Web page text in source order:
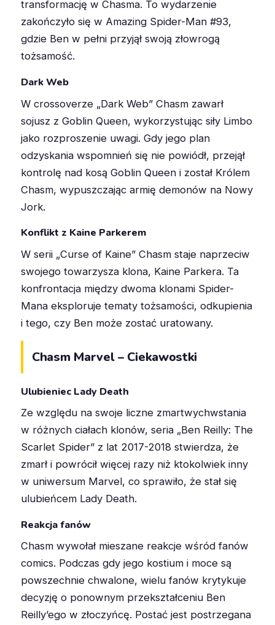
transformację w Chasma. To wydarzenie
zakończyło się w Amazing Spider-Man #93,
gdzie Ben w pełni przyjął swoją złowrogą
tożsamość.
Dark Web
W crossoverze „Dark Web” Chasm zawarł
sojusz z Goblin Queen, wykorzystując siły Limbo
jako rozproszenie uwagi. Gdy jego plan
odzyskania wspomnień się nie powiódł, przejął
kontrolę nad kosą Goblin Queen i został Królem
Chasm, wypuszczając armię demonów na Nowy
Jork.
Konflikt z Kaine Parkerem
W serii „Curse of Kaine” Chasm staje naprzeciw
swojego towarzysza klona, Kaine Parkera. Ta
konfrontacja między dwoma klonami Spider-
Mana eksploruje tematy tożsamości, odkupienia
i tego, czy Ben może zostać uratowany.
Chasm Marvel – Ciekawostki
Ulubieniec Lady Death
Ze względu na swoje liczne zmartwychwstania
w różnych ciałach klonów, seria „Ben Reilly: The
Scarlet Spider” z lat 2017-2018 stwierdza, że
zmarł i powrócił więcej razy niż ktokolwiek inny
w uniwersum Marvel, co sprawiło, że stał się
ulubieńcem Lady Death.
Reakcja fanów
Chasm wywołał mieszane reakcje wśród fanów
comics. Podczas gdy jego kostium i moce są
powszechnie chwalone, wielu fanów krytykuje
decyzję o ponownym przekształceniu Ben
Reilly’ego w złoczyńcę. Postać jest postrzegana